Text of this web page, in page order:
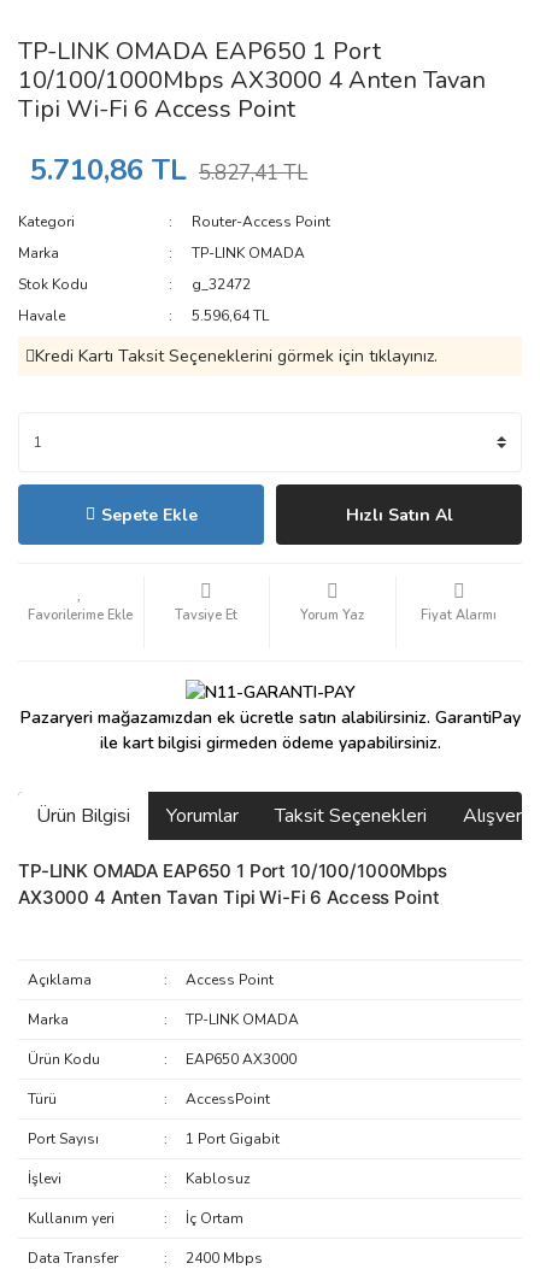
TP-LINK OMADA EAP650 1 Port
10/100/1000Mbps AX3000 4 Anten Tavan
Tipi Wi-Fi 6 Access Point
5.710,86 TL 5.827,41 TL
Kategori
Router-Access Point
Marka
TP-LINK OMADA
Stok Kodu
g_32472
Havale
5.596,64 TL
Kredi Kartı Taksit Seçeneklerini görmek için tıklayınız.
Sepete Ekle Hızlı Satın Al
Tavsiye Et Yorum Yaz Fiyat Alarmı
Pazaryeri mağazamızdan ek ücretle satın alabilirsiniz. GarantiPay
ile kart bilgisi girmeden ödeme yapabilirsiniz.
Ürün Bilgisi Yorumlar Taksit Seçenekleri
TP-LINK OMADA EAP650 1 Port 10/100/1000Mbps
AX3000 4 Anten Tavan Tipi Wi-Fi 6 Access Point
Açıklama : Access Point
Marka : TP-LINK OMADA
Ürün Kodu : EAP650 AX3000
Türü : AccessPoint
Port Sayısı : 1 Port Gigabit
İşlevi : Kablosuz
Kullanım yeri : İç Ortam
Data Transfer
: 2400 Mbps